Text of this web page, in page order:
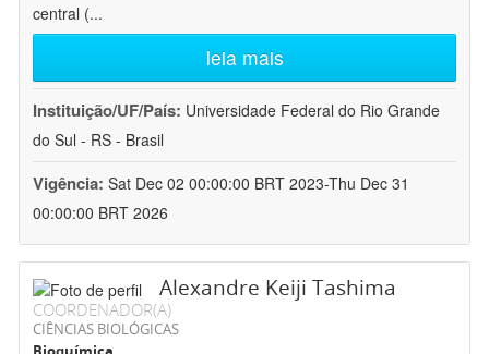
central (...
leia mais
Instituição/UF/País: Universidade Federal do Rio Grande
do Sul - RS - Brasil
Vigência: Sat Dec 02 00:00:00 BRT 2023-Thu Dec 31
00:00:00 BRT 2026
Alexandre Keiji Tashima
COORDENADOR(A)
CIÊNCIAS BIOLÓGICAS